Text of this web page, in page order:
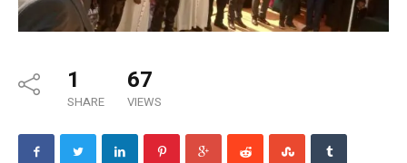
1
SHARE
67
VIEWS